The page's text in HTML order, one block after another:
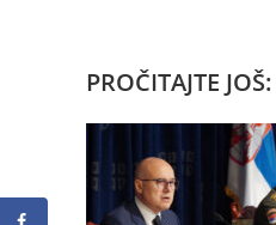
PROČITAJTE JOŠ: